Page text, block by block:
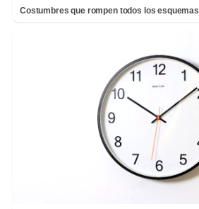
Costumbres que rompen todos los esquemas